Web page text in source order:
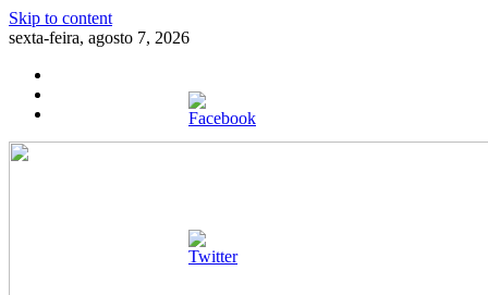
Skip to content
sexta-feira, agosto 7, 2026